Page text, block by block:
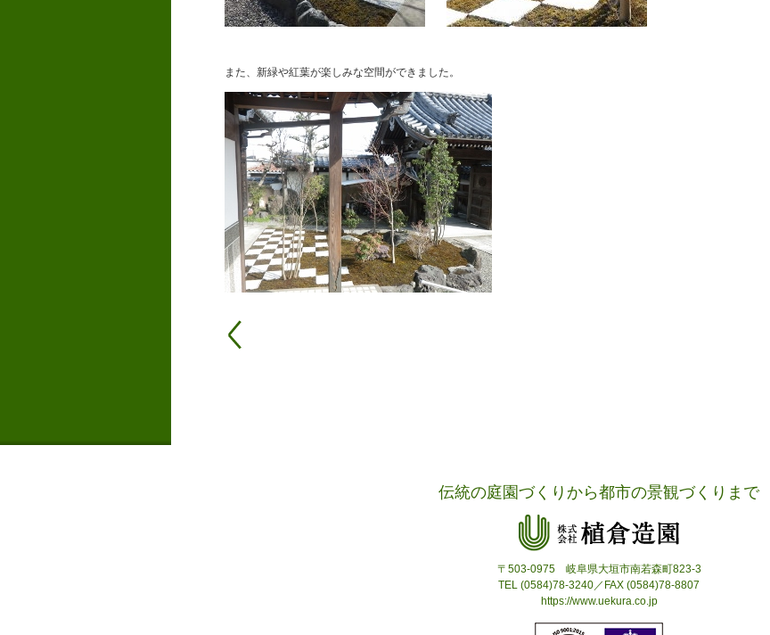
また、新緑や紅葉が楽しみな空間ができました。
伝統の庭園づくりから都市の景観づくりまで
〒503-0975 岐阜県大垣市南若森町823-3
TEL (0584)78-3240／FAX (0584)78-8807
https://www.uekura.co.jp